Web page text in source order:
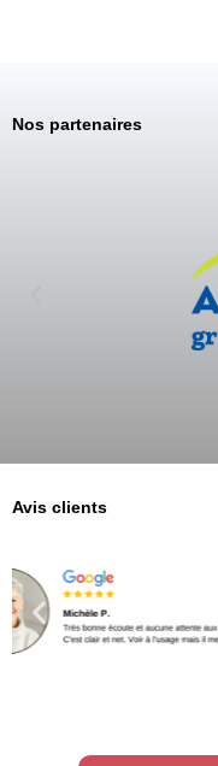
Nos partenaires
Avis clients